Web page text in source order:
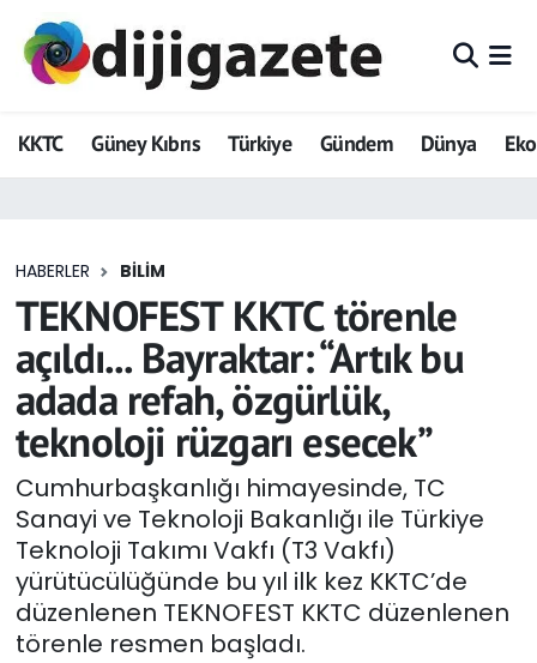
KKTC Güney Kıbrıs Türkiye Gündem Dünya
HABERLER BILIM
TEKNOFEST KKTC törenle
açıldı... Bayraktar: “Artık bu
adada refah, özgürlük,
teknoloji rüzgarı esecek”
Cumhurbaşkanlığı himayesinde, TC
Sanayi ve Teknoloji Bakanlığı ile Türkiye
Teknoloji Takımı Vakfı (T3 Vakfı)
yürütücülüğünde bu yıl ilk kez KKTC’de
düzenlenen TEKNOFEST KKTC düzenlenen
törenle resmen başladı.
ADVERTORIAL
Dijigazete
Eğitim
Ekonomi
Foto Galeri
GEZİ
Güncel
Gündem
KKTC
Hava Durumu
Trafik Durumu
Tüm Manşetler
Son Dakika Haberleri
Haber Arşivi